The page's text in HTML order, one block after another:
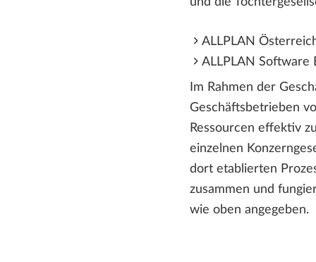
ALLPLAN
ALLPLAN Software
Im Rahmen der
Geschäftsbetrieben
Ressourcen effektiv
einzelnen
dort etablierten
zusammen und
wie oben angegeben.